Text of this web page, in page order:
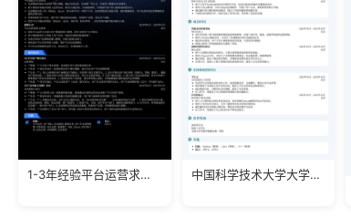
1-3年经验平台运营求职简历
中国科学技术大学大学生简历模板